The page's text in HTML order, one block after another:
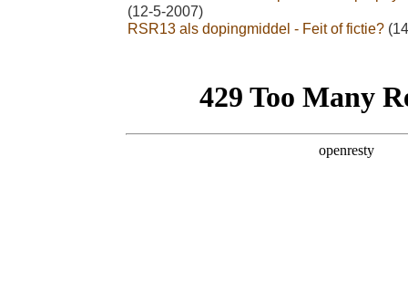
(12-5-2007)
RSR13 als dopingmiddel - Feit of fictie?